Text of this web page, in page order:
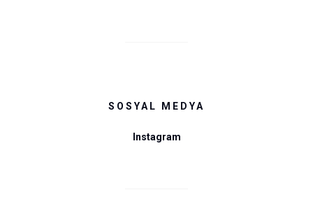
SOSYAL MEDYA
Instagram